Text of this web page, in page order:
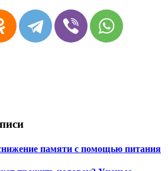
памяти с помощью питания